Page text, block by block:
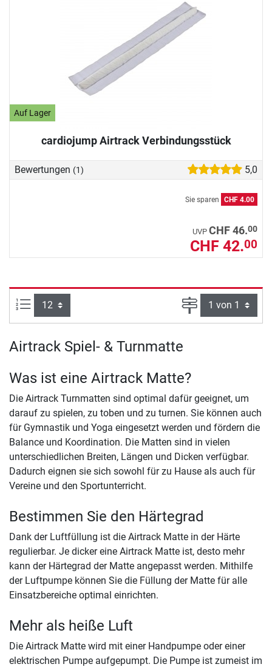
Auf Lager
cardiojump Airtrack Verbindungsstück
Bewertungen (1) 5,0
Sie sparen CHF 4.00
UVP CHF 46.00
CHF 42.00
Artikel pro Seite: Seite
Airtrack Spiel- & Turnmatte
Was ist eine Airtrack Matte?
Die Airtrack Turnmatten sind optimal dafür geeignet, um
darauf zu spielen, zu toben und zu turnen. Sie können auch
für Gymnastik und Yoga eingesetzt werden und fördern die
Balance und Koordination. Die Matten sind in vielen
unterschiedlichen Breiten, Längen und Dicken verfügbar.
Dadurch eignen sie sich sowohl für zu Hause als auch für
Vereine und den Sportunterricht.
Bestimmen Sie den Härtegrad
Dank der Luftfüllung ist die Airtrack Matte in der Härte
regulierbar. Je dicker eine Airtrack Matte ist, desto mehr
kann der Härtegrad der Matte angepasst werden. Mithilfe
der Luftpumpe können Sie die Füllung der Matte für alle
Einsatzbereiche optimal einrichten.
Mehr als heiße Luft
Die Airtrack Matte wird mit einer Handpumpe oder einer
elektrischen Pumpe aufgepumpt. Die Pumpe ist zumeist im